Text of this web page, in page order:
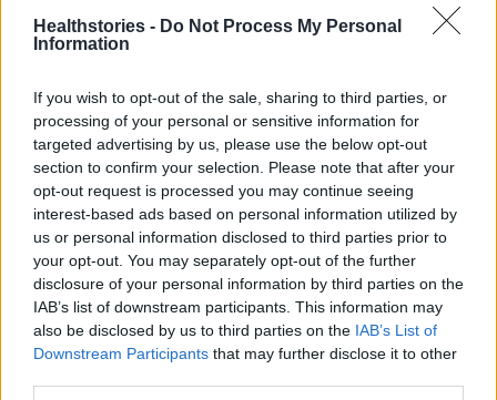
Healthstories - Do Not Process My Personal
Information
If you wish to opt-out of the sale, sharing to third parties, or
processing of your personal or sensitive information for
targeted advertising by us, please use the below opt-out
section to confirm your selection. Please note that after your
opt-out request is processed you may continue seeing
interest-based ads based on personal information utilized by
us or personal information disclosed to third parties prior to
your opt-out. You may separately opt-out of the further
disclosure of your personal information by third parties on the
IAB’s list of downstream participants. This information may
also be disclosed by us to third parties on the IAB’s List of
Downstream Participants that may further disclose it to other
TAGS Γιώργος Πατούλης δωρεάν έλεγχοι ΙΣΑ